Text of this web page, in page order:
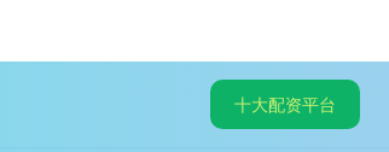
十大配资平台